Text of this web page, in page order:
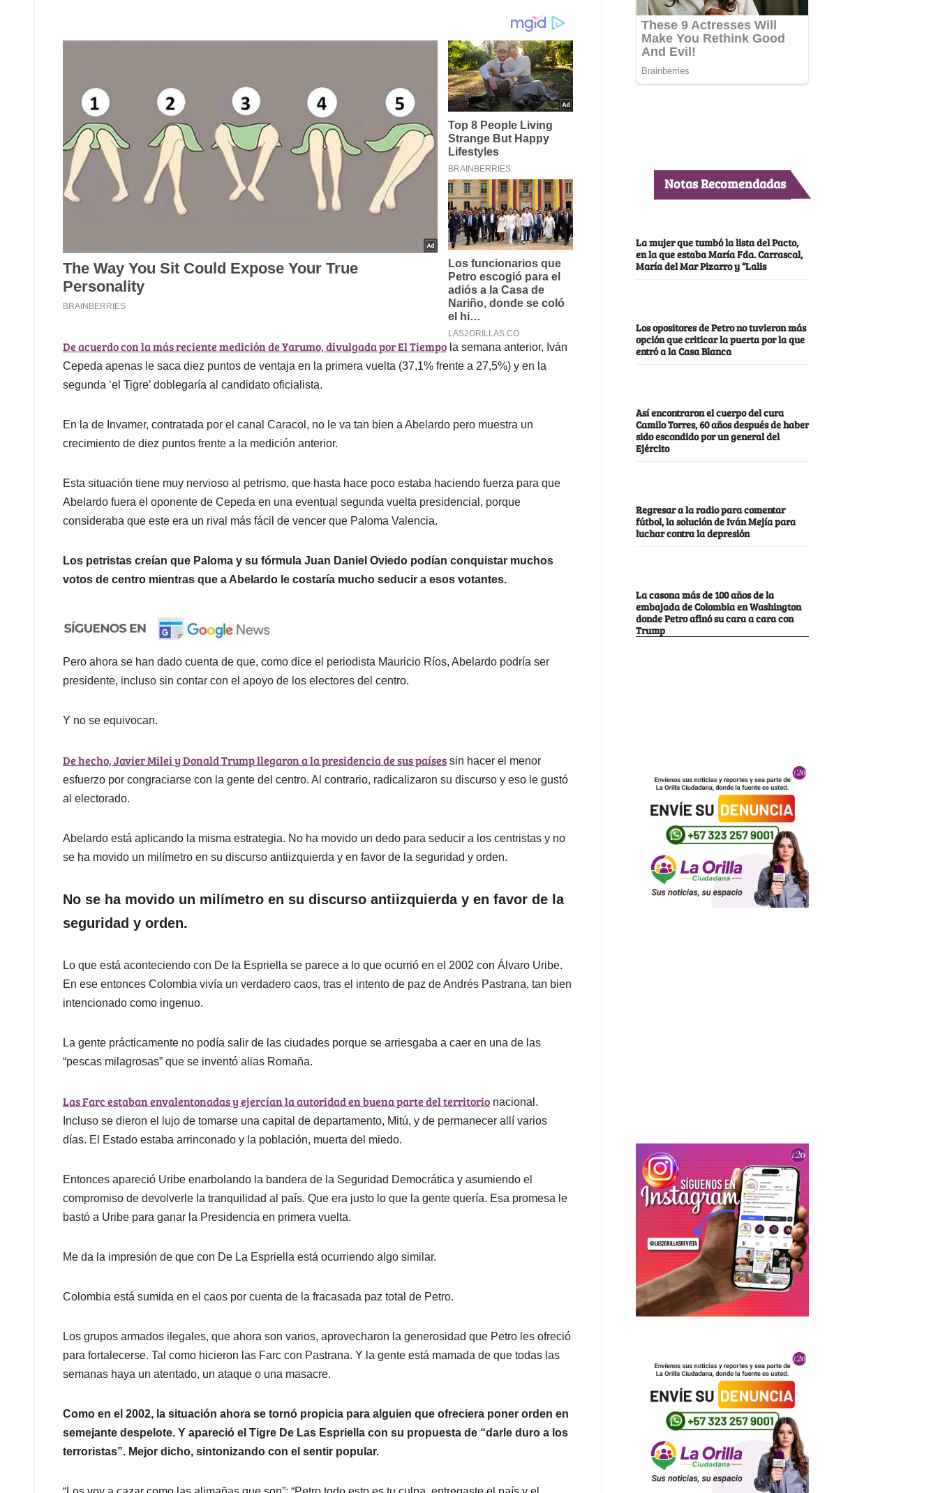
De acuerdo con la más reciente medición de Yarumo, divulgada por El Tiempo la semana anterior, Iván
Cepeda apenas le saca diez puntos de ventaja en la primera vuelta (37,1% frente a 27,5%) y en la
segunda ‘el Tigre’ doblegaría al candidato oficialista.
En la de Invamer, contratada por el canal Caracol, no le va tan bien a Abelardo pero muestra un
crecimiento de diez puntos frente a la medición anterior.
Esta situación tiene muy nervioso al petrismo, que hasta hace poco estaba haciendo fuerza para que
Abelardo fuera el oponente de Cepeda en una eventual segunda vuelta presidencial, porque
consideraba que este era un rival más fácil de vencer que Paloma Valencia.
Los petristas creían que Paloma y su fórmula Juan Daniel Oviedo podían conquistar muchos
votos de centro mientras que a Abelardo le costaría mucho seducir a esos votantes.
Pero ahora se han dado cuenta de que, como dice el periodista Mauricio Ríos, Abelardo podría ser
presidente, incluso sin contar con el apoyo de los electores del centro.
Y no se equivocan.
De hecho, Javier Milei y Donald Trump llegaron a la presidencia de sus países sin hacer el menor
esfuerzo por congraciarse con la gente del centro. Al contrario, radicalizaron su discurso y eso le gustó
al electorado.
Abelardo está aplicando la misma estrategia. No ha movido un dedo para seducir a los centristas y no
se ha movido un milímetro en su discurso antiizquierda y en favor de la seguridad y orden.
No se ha movido un milímetro en su discurso antiizquierda y en favor de la
seguridad y orden.
Lo que está aconteciendo con De la Espriella se parece a lo que ocurrió en el 2002 con Álvaro Uribe.
En ese entonces Colombia vivía un verdadero caos, tras el intento de paz de Andrés Pastrana, tan bien
intencionado como ingenuo.
La gente prácticamente no podía salir de las ciudades porque se arriesgaba a caer en una de las
“pescas milagrosas” que se inventó alias Romaña.
Las Farc estaban envalentonadas y ejercían la autoridad en buena parte del territorio nacional.
Incluso se dieron el lujo de tomarse una capital de departamento, Mitú, y de permanecer allí varios
días. El Estado estaba arrinconado y la población, muerta del miedo.
Entonces apareció Uribe enarbolando la bandera de la Seguridad Democrática y asumiendo el
compromiso de devolverle la tranquilidad al país. Que era justo lo que la gente quería. Esa promesa le
bastó a Uribe para ganar la Presidencia en primera vuelta.
Me da la impresión de que con De La Espriella está ocurriendo algo similar.
Colombia está sumida en el caos por cuenta de la fracasada paz total de Petro.
Los grupos armados ilegales, que ahora son varios, aprovecharon la generosidad que Petro les ofreció
para fortalecerse. Tal como hicieron las Farc con Pastrana. Y la gente está mamada de que todas las
semanas haya un atentado, un ataque o una masacre.
Como en el 2002, la situación ahora se tornó propicia para alguien que ofreciera poner orden en
semejante despelote. Y apareció el Tigre De Las Espriella con su propuesta de “darle duro a los
terroristas”. Mejor dicho, sintonizando con el sentir popular.
Notas Recomendadas
La mujer que tumbó la lista del Pacto,
en la que estaba María Fda. Carrascal,
María del Mar Pizarro y “Lalis
Los opositores de Petro no tuvieron más
opción que criticar la puerta por la que
entró a la Casa Blanca
Así encontraron el cuerpo del cura
Camilo Torres, 60 años después de haber
sido escondido por un general del
Ejército
Regresar a la radio para comentar
fútbol, la solución de Iván Mejía para
luchar contra la depresión
La casona más de 100 años de la
embajada de Colombia en Washington
donde Petro afinó su cara a cara con
Trump